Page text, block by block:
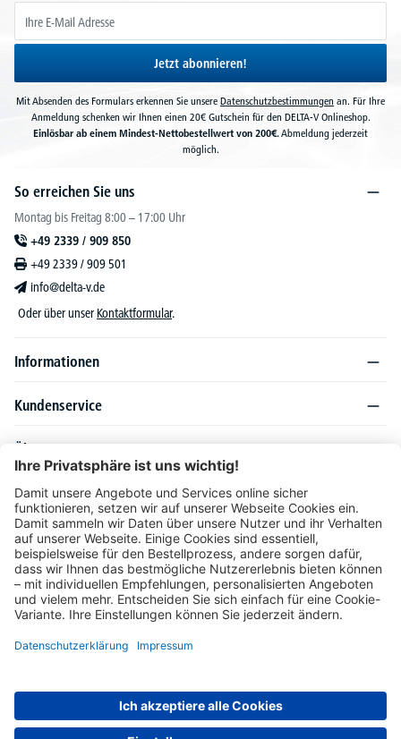
Jetzt abonnieren!
Mit Absenden des Formulars erkennen Sie unsere Datenschutzbestimmungen an. Für Ihre
Anmeldung schenken wir Ihnen einen 20€ Gutschein für den DELTA-V Onlineshop.
Einlösbar ab einem Mindest-Nettobestellwert von 200€.Abmeldung jederzeit
möglich.
So erreichen Sie uns
Montag bis Freitag 8:00 – 17:00 Uhr
+49 2339 / 909 850
+49 2339 / 909 501
info@delta-v.de
Oder über unser Kontaktformular.
Informationen
Kundenservice
Über DELTA-V
Produktsortiment
Ratgeber
Folgen Sie uns auch auf
Unser Angebot richtet sich ausschließlich an Industrie, Handel, Gewerbe und
europäische Ausland gelten Sonderkonditionen, die auf Anfrage mitgeteilt werden.